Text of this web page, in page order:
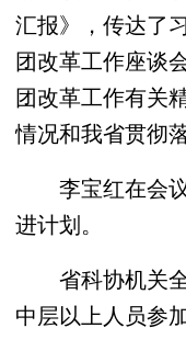
汇报》，传达了
团改革工作座谈
团改革工作有关
情况和我省贯彻
李宝红在会议
进计划。
省科协机关全
中层以上人员参